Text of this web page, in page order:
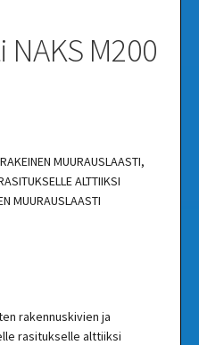
NAKS M200
MUURAUSLAASTI,
ALTTIIKSI
MUURAUSLAASTI
rakennuskivien ja
rasitukselle alttiiksi